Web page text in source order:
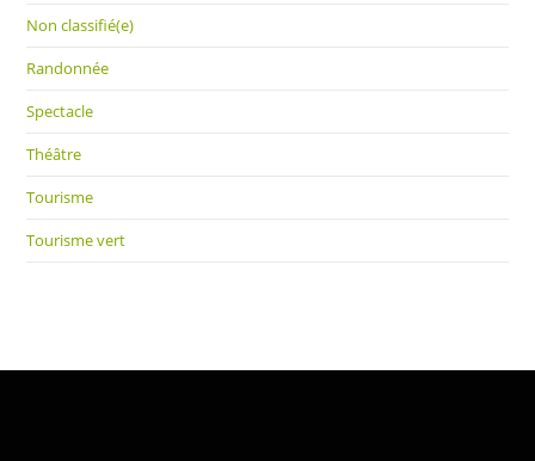
Non classifié(e)
Randonnée
Spectacle
Théâtre
Tourisme
Tourisme vert